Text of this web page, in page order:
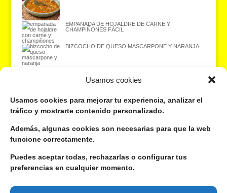
Usamos cookies
Usamos cookies para mejorar tu experiencia, analizar el
tráfico y mostrarte contenido personalizado.
Además, algunas cookies son necesarias para que la web
funcione correctamente.
Puedes aceptar todas, rechazarlas o configurar tus
preferencias en cualquier momento.
EMPANADA DE HOJALDRE DE CARNE Y
CHAMPIÑONES FÁCIL
BIZCOCHO DE QUESO MASCARPONE Y NARANJA
aquí!
Dirección de correo electrónico: